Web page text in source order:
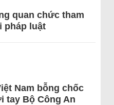
quan chức tham
pháp luật
Nam bỗng chốc
tay Bộ Công An